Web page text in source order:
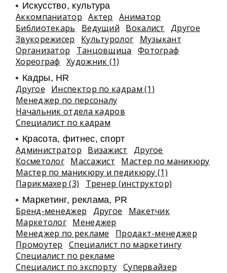
Искусство, культура
Аккомпаниатор Актер
Аниматор
Библиотекарь
Ведущий Вокалист
Другое
Звукорежисер
Культуролог
Музыкант
Организатор
Танцовщица
Фотограф
Хореограф
Художник (1)
Кадры, HR
Другое
Инспектор по кадрам (1)
Менеджер по персоналу
Начальник отдела кадров
Специалист по кадрам
Красота, фитнес, спорт
Администратор Визажист
Другое
Косметолог Массажист
Мастер по маникюру
Мастер по маникюру и педикюру (1)
Парикмахер (3)
Тренер (инструктор)
Маркетинг, реклама, PR
Бренд-менеджер Другое
Макетчик
Маркетолог Менеджер
Менеджер по рекламе
Продакт-менеджер
Промоутер
Специалист по маркетингу
Специалист по рекламе
Специалист по экспорту Супервайзер